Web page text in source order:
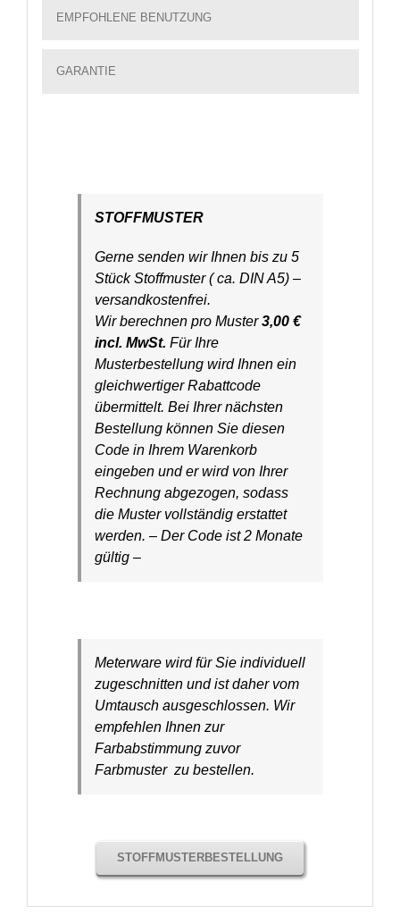
EMPFOHLENE BENUTZUNG
GARANTIE
STOFFMUSTER
Gerne senden wir Ihnen bis zu 5
Stück Stoffmuster ( ca. DIN A5) –
versandkostenfrei.
Wir berechnen pro Muster3,00 €
incl. MwSt. Für Ihre
Musterbestellung wird Ihnen ein
gleichwertiger Rabattcode
übermittelt. Bei Ihrer nächsten
Bestellung können Sie diesen
Code in Ihrem Warenkorb
eingeben und er wird von Ihrer
Rechnung abgezogen, sodass
die Muster vollständig erstattet
werden. – Der Code ist 2 Monate
gültig –
Meterware wird für Sie individuell
zugeschnitten und ist daher vom
Umtausch ausgeschlossen. Wir
empfehlen Ihnen zur
Farbabstimmung zuvor
Farbmuster zu bestellen.
STOFFMUSTERBESTELLUNG